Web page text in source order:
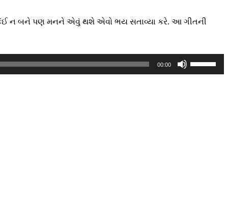
ન બને પણ મનને એવું થશે એવો ભય સતાવ્યા કરે. આ ગીતની
00:00
Up/Down
Arrow